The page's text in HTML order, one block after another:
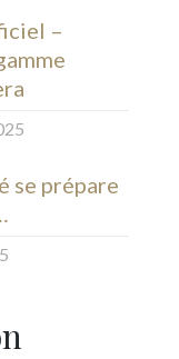
–
se prépare